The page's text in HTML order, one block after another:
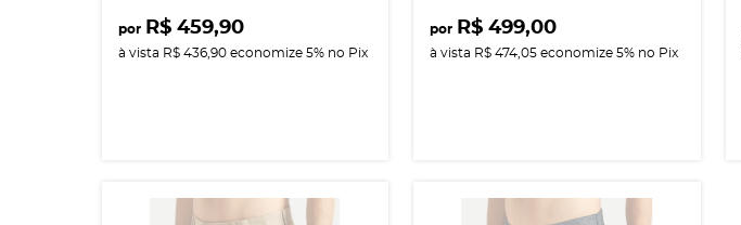
por R$ 459,90
à vista R$ 436,90economize 5% no Pix
por R$ 499,00
à vista R$ 474,05 economize 5% no Pix